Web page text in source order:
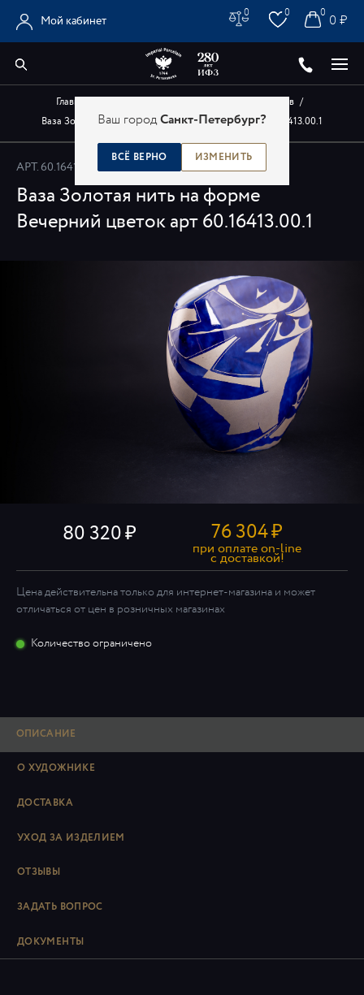
Ваш городСанкт-Петербург?
ВСЁ ВЕРНО ИЗМЕНИТЬ
Мой кабинет
0 0 0 ₽
0
Главная Авторские изделия художников /
Ваза Золотая нить на форме Вечерний цветок арт 60.16413.00.1
АРТ.60.16413.00.1
Ваза Золотая нить на форме
Вечерний цветок арт 60.16413.00.1
80 320 76 304₽
при оплате on-line
c доставкой!
Цена действительна только для интернет-магазина и может
отличаться от цен в розничных магазинах
Количество ограничено
ОПИСАНИЕ
О ХУДОЖНИКЕ
ДОСТАВКА
УХОД ЗА ИЗДЕЛИЕМ
ОТЗЫВЫ
ЗАДАТЬ ВОПРОС
ДОКУМЕНТЫ